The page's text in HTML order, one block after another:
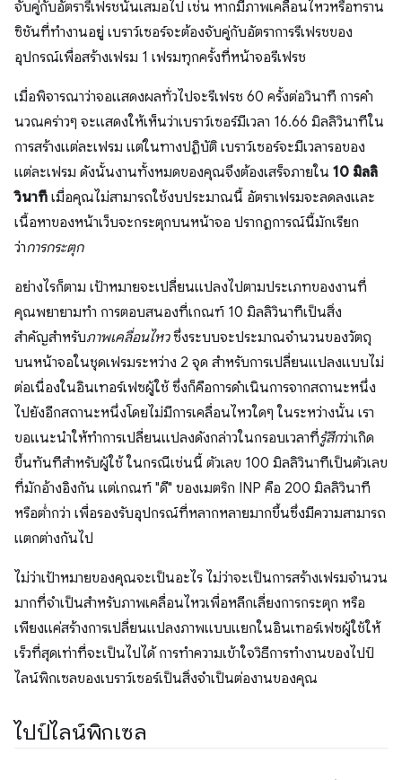
จับคู่กับอัตรารีเฟรชนั้นเสมอไป เช่น หากมีภาพเคลื่อนไหวหรือทราน
ซิชันที่ทำงานอยู่ เบราว์เซอร์จะต้องจับคู่กับอัตราการรีเฟรชของ
อุปกรณ์เพื่อสร้างเฟรม 1 เฟรมทุกครั้งที่หน้าจอรีเฟรช
เมื่อพิจารณาว่าจอแสดงผลทั่วไปจะรีเฟรช 60 ครั้งต่อวินาที การคํา
นวณคร่าวๆ จะแสดงให้เห็นว่าเบราว์เซอร์มีเวลา 16.66 มิลลิวินาทีใน
การสร้างแต่ละเฟรม แต่ในทางปฏิบัติ เบราว์เซอร์จะมีเวลารอของ
แต่ละเฟรม ดังนั้นงานทั้งหมดของคุณจึงต้องเสร็จภายใน 10 มิลลิ
วินาที เมื่อคุณไม่สามารถใช้งบประมาณนี้ อัตราเฟรมจะลดลงและ
เนื้อหาของหน้าเว็บจะกระตุกบนหน้าจอ ปรากฏการณ์นี้มักเรียก
ว่าการกระตุก
อย่างไรก็ตาม เป้าหมายจะเปลี่ยนแปลงไปตามประเภทของงานที่
คุณพยายามทำ การตอบสนองที่เกณฑ์ 10 มิลลิวินาทีเป็นสิ่ง
สําคัญสําหรับภาพเคลื่อนไหวซึ่งระบบจะประมาณจำนวนของวัตถุ
บนหน้าจอในชุดเฟรมระหว่าง 2 จุด สำหรับการเปลี่ยนแปลงแบบไม่
ต่อเนื่องในอินเทอร์เฟซผู้ใช้ ซึ่งก็คือการดําเนินการจากสถานะหนึ่ง
ไปยังอีกสถานะหนึ่งโดยไม่มีการเคลื่อนไหวใดๆ ในระหว่างนั้น เรา
ขอแนะนําให้ทําการเปลี่ยนแปลงดังกล่าวในกรอบเวลาที่รู้สึกว่าเกิด
ขึ้นทันทีสําหรับผู้ใช้ ในกรณีเช่นนี้ ตัวเลข 100 มิลลิวินาทีเป็นตัวเลข
ที่มักอ้างอิงกัน แต่เกณฑ์ "ดี" ของเมตริก INP คือ 200 มิลลิวินาที
หรือต่ำกว่า เพื่อรองรับอุปกรณ์ที่หลากหลายมากขึ้นซึ่งมีความสามารถ
แตกต่างกันไป
ไม่ว่าเป้าหมายของคุณจะเป็นอะไร ไม่ว่าจะเป็นการสร้างเฟรมจำนวน
มากที่จําเป็นสําหรับภาพเคลื่อนไหวเพื่อหลีกเลี่ยงการกระตุก หรือ
เพียงแค่สร้างการเปลี่ยนแปลงภาพแบบแยกในอินเทอร์เฟซผู้ใช้ให้
เร็วที่สุดเท่าที่จะเป็นไปได้ การทำความเข้าใจวิธีการทำงานของไปป์
ไลน์พิกเซลของเบราว์เซอร์เป็นสิ่งจําเป็นต่องานของคุณ
ไปป์ไลน์พิกเซล